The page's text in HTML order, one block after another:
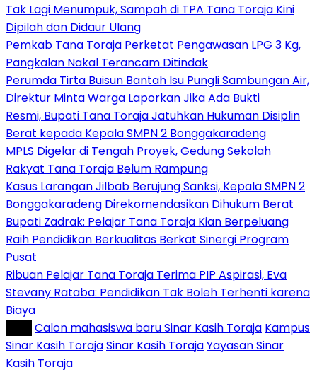
Tak Lagi Menumpuk, Sampah di TPA Tana Toraja Kini
Dipilah dan Didaur Ulang
Pemkab Tana Toraja Perketat Pengawasan LPG 3 Kg,
Pangkalan Nakal Terancam Ditindak
Perumda Tirta Buisun Bantah Isu Pungli Sambungan Air,
Direktur Minta Warga Laporkan Jika Ada Bukti
Resmi, Bupati Tana Toraja Jatuhkan Hukuman Disiplin
Berat kepada Kepala SMPN 2 Bonggakaradeng
MPLS Digelar di Tengah Proyek, Gedung Sekolah
Rakyat Tana Toraja Belum Rampung
Kasus Larangan Jilbab Berujung Sanksi, Kepala SMPN 2
Bonggakaradeng Direkomendasikan Dihukum Berat
Bupati Zadrak: Pelajar Tana Toraja Kian Berpeluang
Raih Pendidikan Berkualitas Berkat Sinergi Program
Pusat
Ribuan Pelajar Tana Toraja Terima PIP Aspirasi, Eva
Stevany Rataba: Pendidikan Tak Boleh Terhenti karena
Biaya
Calon mahasiswa baru Sinar Kasih Toraja Kampus
Sinar Kasih TorajaSinar Kasih TorajaYayasan Sinar
Kasih Toraja